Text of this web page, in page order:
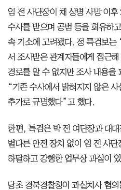
임 전 사단장이 채 상병 사망 이후
수사를 받으며 공범 등을 회유하
속 기소에 고려됐다. 정 특검보는
서 조사받은 관계자들에게 접근
경로를 알 수 없지만 조사 내용을
“기존 수사에서 밝혀지지 않은
추가로 규명했다”고 했다.
한편, 특검은 박 전 여단장과 대
별다른 안전 장치 없이 임 전 사
하달하고 강행한 업무상 과실이
당초 경북경찰청이 과실치사 혐